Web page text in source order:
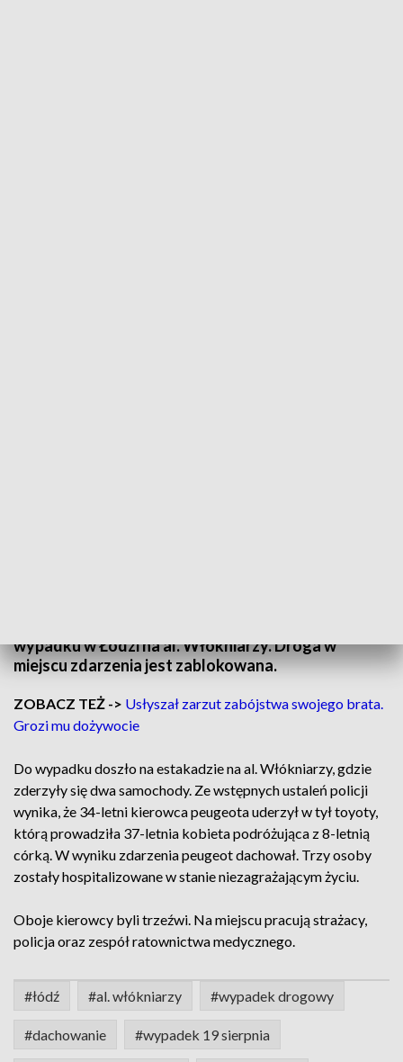
wypadku w Łodzi na al. Włókniarzy. Droga w
miejscu zdarzenia jest zablokowana.
ZOBACZ TEŻ -> Usłyszał zarzut zabójstwa swojego brata.
Grozi mu dożywocie
Do wypadku doszło na estakadzie na al. Włókniarzy, gdzie
zderzyły się dwa samochody. Ze wstępnych ustaleń policji
wynika, że 34-letni kierowca peugeota uderzył w tył toyoty,
którą prowadziła 37-letnia kobieta podróżująca z 8-letnią
córką. W wyniku zdarzenia peugeot dachował. Trzy osoby
zostały hospitalizowane w stanie niezagrażającym życiu.
Oboje kierowcy byli trzeźwi. Na miejscu pracują strażacy,
policja oraz zespół ratownictwa medycznego.
#łódź #al. włókniarzy #wypadek drogowy
#dachowanie #wypadek 19 sierpnia